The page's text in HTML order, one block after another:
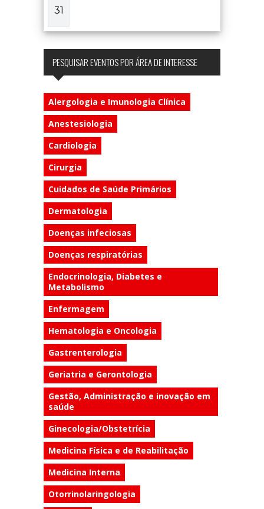
31
PESQUISAR EVENTOS POR ÁREA DE INTERESSE
Alergologia e Imunologia Clínica
Anestesiologia
Cardiologia
Cirurgia
Cuidados de Saúde Primários
Dermatologia
Doenças infeciosas
Doenças respiratórias
Endocrinologia, Diabetes e
Metabolismo
Enfermagem
Hematologia e Oncologia
Gastrenterologia
Geriatria e Gerontologia
Gestão, Administração e inovação em
saúde
Ginecologia/Obstetrícia
Medicina Física e de Reabilitação
Medicina Interna
Otorrinolaringologia